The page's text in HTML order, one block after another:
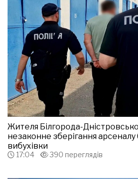
Жителя Білгорода-
незаконне зберігання арсеналу
вибухівки
17:04 390 переглядів